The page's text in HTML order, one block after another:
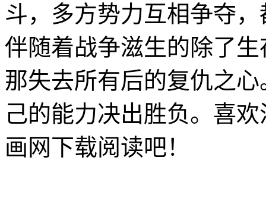
斗，多方势力互相争夺
伴随着战争滋生的除了
那失去所有后的复仇之
己的能力决出胜负。喜
画网下载阅读吧！